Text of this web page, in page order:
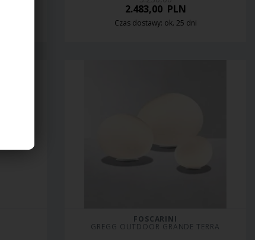
2.483,00PLN
Czas dostawy: ok. 25 dni
FOSCARINI
GREGG OUTDOOR GRANDE TERRA